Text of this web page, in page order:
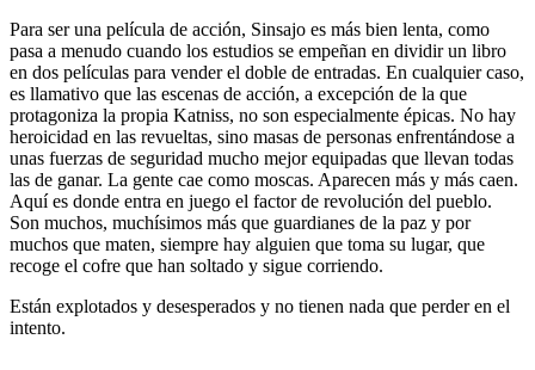
Para ser una película de acción, Sinsajo es más bien lenta, como
pasa a menudo cuando los estudios se empeñan en dividir un libro
en dos películas para vender el doble de entradas. En cualquier caso,
es llamativo que las escenas de acción, a excepción de la que
protagoniza la propia Katniss, no son especialmente épicas. No hay
heroicidad en las revueltas, sino masas de personas enfrentándose a
unas fuerzas de seguridad mucho mejor equipadas que llevan todas
las de ganar. La gente cae como moscas. Aparecen más y más caen.
Aquí es donde entra en juego el factor de revolución del pueblo.
Son muchos, muchísimos más que guardianes de la paz y por
muchos que maten, siempre hay alguien que toma su lugar, que
recoge el cofre que han soltado y sigue corriendo.
Están explotados y desesperados y no tienen nada que perder en el
intento.